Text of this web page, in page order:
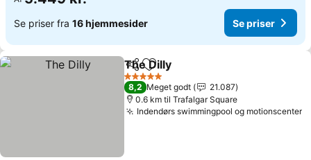
Se priser fra 16 hjemmesider Se priser
Del Føj til favoritter
The Dilly
5 Stjerner
8,2 Meget godt
21.087
0.6 km til Trafalgar Square
Indendørs swimmingpool og motionscenter